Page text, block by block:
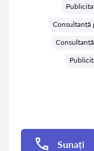
Consultanță
Sunați